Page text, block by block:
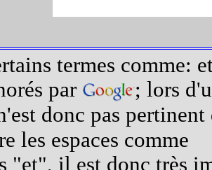
termes comme:
par
; lors
donc pas
les espaces comme
"et", il est donc très